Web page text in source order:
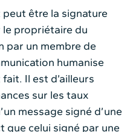
être la signature
propriétaire du
par un membre de
humanise
Il est d’ailleurs
sur les taux
message signé d’une
que celui signé par une